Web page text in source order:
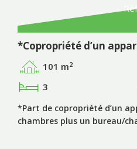
101 m2
3
*Part de copropriété d’un
chambres plus un bureau/